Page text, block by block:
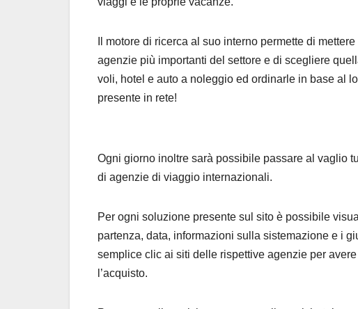
Il motore di ricerca al suo interno permette di
agenzie più importanti del settore e di scegliere
voli, hotel e auto a noleggio ed ordinarle in base al
presente in rete!
Ogni giorno inoltre sarà possibile passare al vaglio
di agenzie di viaggio internazionali.
Per ogni soluzione presente sul sito è possibile
partenza, data, informazioni sulla sistemazione e i
semplice clic ai siti delle rispettive agenzie per
l’acquisto.